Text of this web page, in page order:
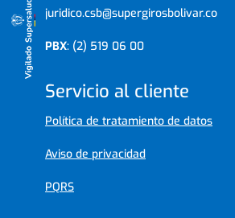
juridico.csb@supergirosbolivar.co
PBX: (2) 519 06 00
Servicio al cliente
Política de tratamiento de datos
Aviso de privacidad
PQRS